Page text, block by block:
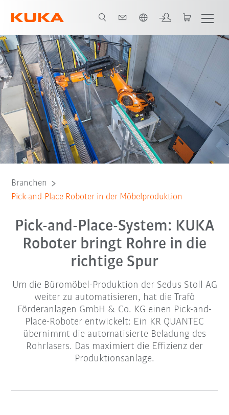
Alle System Partner
Branchen
Pick-and-Place Roboter in der Möbelproduktion
Pick-and-Place-System: KUKA
Roboter bringt Rohre in die
richtige Spur
Um die Büromöbel-Produktion der Sedus Stoll AG
weiter zu automatisieren, hat die Trafö
Förderanlagen GmbH & Co. KG einen Pick-and-
Place-Roboter entwickelt: Ein KR QUANTEC
übernimmt die automatisierte Beladung des
Rohrlasers. Das maximiert die Effizienz der
Produktionsanlage.